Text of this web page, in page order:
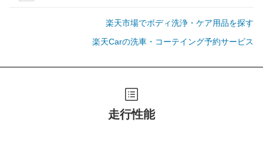
楽天市場でボディ洗浄・ケア用品を探す
楽天Carの洗車・コーテイング予約サービス
走行性能